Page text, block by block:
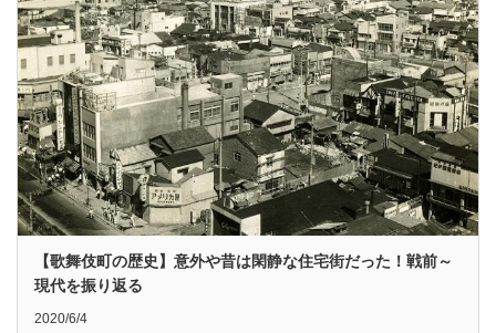
【歌舞伎町の歴史】意外や昔は閑静な住宅街だった！戦前～
現代を振り返る
2020/6/4